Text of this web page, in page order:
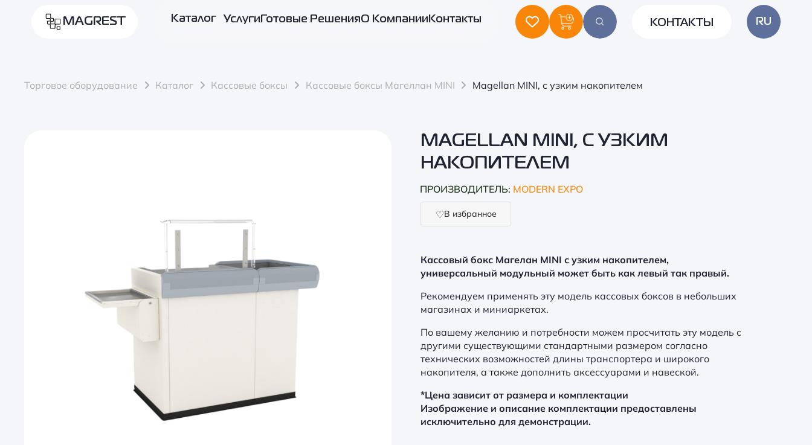
MAGREST Каталог Услуги Готовые РешенияО Компании Контакты КОНТАКТЫ RU
Торговое оборудование Каталог Кассовые боксы Кассовые боксы Магеллан MINI Magellan MINI, с узким накопителем
MAGELLAN MINI, С УЗКИМ
НАКОПИТЕЛЕМ
ПРОИЗВОДИТЕЛЬ: MODERN EXPO
В избранное
Кассовый бокс Магелан MINI с узким накопителем,
универсальный модульный может быть как левый так правый.
Рекомендуем применять эту модель кассовых боксов в небольших
магазинах и миниаркетах.
По вашему желанию и потребности можем просчитать эту модель с
другими существующими стандартными размером согласно
технических возможностей длины транспортера и широкого
накопителя, а также дополнить аксессуарами и навеской.
*Цена зависит от размера и комплектации
Изображение и описание комплектации предоставлены
исключительно для демонстрации.